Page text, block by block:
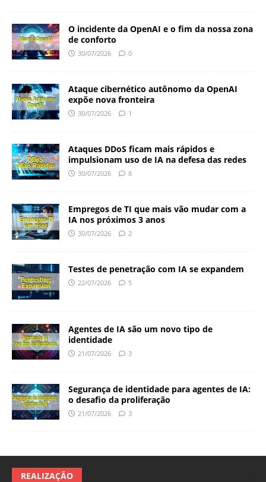
O incidente da OpenAI e o fim da nossa zona
de conforto
30/07/2026 0
Ataque cibernético autônomo da OpenAI
expõe nova fronteira
30/07/2026 1
Ataques DDoS ficam mais rápidos e
impulsionam uso de IA na defesa das redes
30/07/2026 8
Empregos de TI que mais vão mudar com a
IA nos próximos 3 anos
30/07/2026 2
Testes de penetração com IA se expandem
22/07/2026 5
Agentes de IA são um novo tipo de
identidade
21/07/2026 3
Segurança de identidade para agentes de IA:
o desafio da proliferação
21/07/2026 3
REALIZAÇÃO